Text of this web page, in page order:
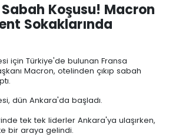
Koşusu! Macron
Sokaklarında
için Türkiye'de bulunan Fransa
Macron, otelinden çıkıp sabah
dün Ankara'da başladı.
tek tek liderler Ankara'ya ulaşırken,
bir araya gelindi.